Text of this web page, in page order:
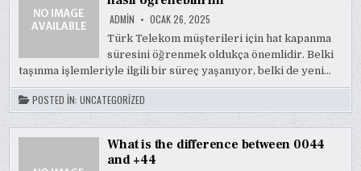
ADMIN OCAK 26, 2025
Türk Telekom müşterileri için hat kapanma
süresini öğrenmek oldukça önemlidir. Belki
taşınma işlemleriyle ilgili bir süreç yaşanıyor, belki de yeni…
POSTED IN:UNCATEGORIZED
What is the difference between 0044
and +44